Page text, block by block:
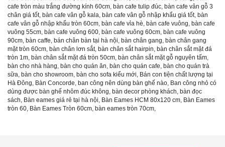
cafe tròn màu trắng đường kính 60cm, bàn cafe tulip đúc, bàn cafe vân gỗ 3
chân giá tốt, bàn cafe vân gỗ kala, bàn cafe vân gỗ nhập khẩu giá tốt, bàn
cafe vân gỗ nhập khẩu tròn 60cm, bàn cafe vỉa hè, bàn cafe vuông, bàn cafe
vuông 55cm, bàn cafe vuông 600, bàn cafe vuông 60cm, bàn cafe vuông
90cm, bàn caffe, bán chân bàn tại hà nội, bàn chân gang, bàn chân gang
mặt tròn 60cm, bàn chân lơn sắt, bàn chân sắt hairpin, bàn chân sắt mặt đá
tròn 1m, bàn chân sắt mặt đá tròn 50cm, bàn chân sắt mặt gỗ nguyên tấm,
bàn cho nhà hàng, bàn cho quán ăn, bàn cho quán cafe, bàn cho quán trà
sữa, bàn cho showroom, bàn cho sofa kiểu mới, Bán con tiện chất lượng tại
Hà Đông, Bàn Concorde, ban công nên dùng bàn ghế nào, Ban công nhỏ có
dùng được bàn ghế nhôm đúc không, bàn decor phòng khách, bàn đọc
sách, Bàn eames giá rẻ tại hà nội, Bàn Eames HCM 80x120 cm, Bàn Eames
tròn 60, Bàn Eames Tròn 60cm, bàn eames tròn 70cm,